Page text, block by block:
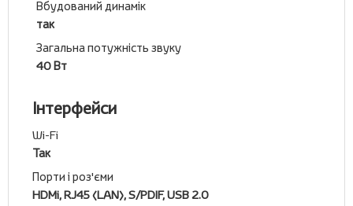
Вбудований динамік
так
Загальна потужність звуку
40 Вт
Інтерфейси
Wi-Fi
Так
Порти і роз'єми
HDMi, RJ45 (LAN), S/PDIF, USB 2.0